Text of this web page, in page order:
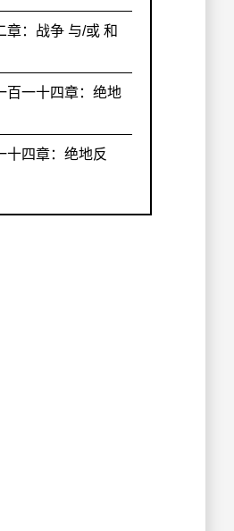
章：战争 与/或 和
百一十四章：绝地
十四章：绝地反